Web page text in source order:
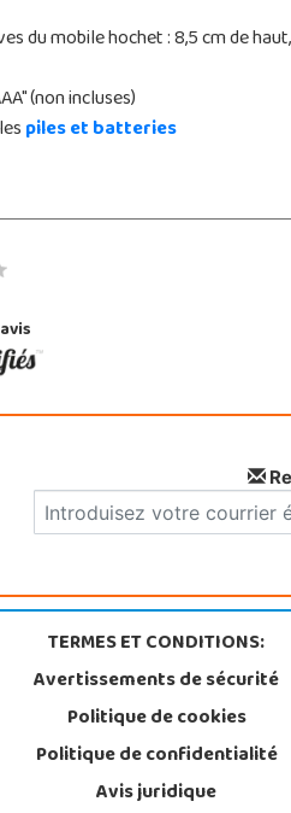
du mobile hochet : 8,5 cm de
(non incluses)
piles et batteries
TERMES ET CONDITIONS:
Avertissements de sécurité
Politique de cookies
Politique de confidentialité
Avis juridique